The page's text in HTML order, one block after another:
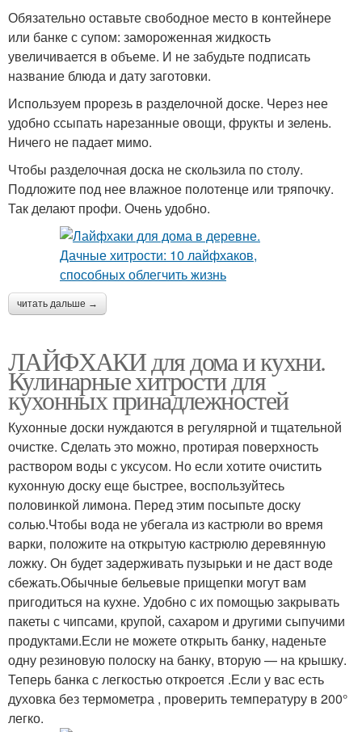
Обязательно оставьте свободное место в контейнере
или банке с супом: замороженная жидкость
увеличивается в объеме. И не забудьте подписать
название блюда и дату заготовки.
Используем прорезь в разделочной доске. Через нее
удобно ссыпать нарезанные овощи, фрукты и зелень.
Ничего не падает мимо.
Чтобы разделочная доска не скользила по столу.
Подложите под нее влажное полотенце или тряпочку.
Так делают профи. Очень удобно.
читать дальше →
ЛАЙФХАКИ для дома и кухни.
Кулинарные хитрости для
кухонных принадлежностей
Кухонные доски нуждаются в регулярной и тщательной
очистке. Сделать это можно, протирая поверхность
раствором воды с уксусом. Но если хотите очистить
кухонную доску еще быстрее, воспользуйтесь
половинкой лимона. Перед этим посыпьте доску
солью.Чтобы вода не убегала из кастрюли во время
варки, положите на открытую кастрюлю деревянную
ложку. Он будет задерживать пузырьки и не даст воде
сбежать.Обычные бельевые прищепки могут вам
пригодиться на кухне. Удобно с их помощью закрывать
пакеты с чипсами, крупой, сахаром и другими сыпучими
продуктами.Если не можете открыть банку, наденьте
одну резиновую полоску на банку, вторую — на крышку.
Теперь банка с легкостью откроется .Если у вас есть
духовка без термометра , проверить температуру в 200°
легко.